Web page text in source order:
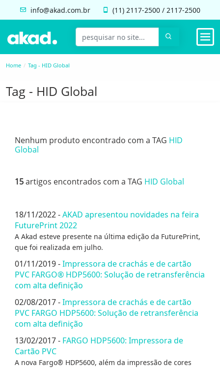
info@akad.com.br (11) 2117-2500 / 2117-2500
Home Tag - HID Global
Tag - HID Global
Nenhum produto encontrado com a TAG HID
Global
15artigos encontrados com a TAG HID Global
18/11/2022 -AKAD apresentou novidades na feira
FuturePrint 2022
A Akad esteve presente na última edição da FuturePrint,
que foi realizada em julho.
01/11/2019 -Impressora de crachás e de cartão
PVC FARGO® HDP5600: Solução de retransferência
com alta definição
02/08/2017 -Impressora de crachás e de cartão
PVC FARGO HDP5600: Solução de retransferência
com alta definição
13/02/2017 - FARGO HDP5600: Impressora de
Cartão PVC
A nova Fargo® HDP5600, além da impressão de cores